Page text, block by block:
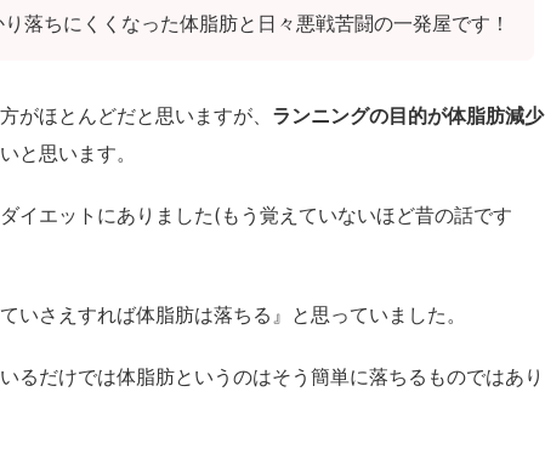
落ちにくくなった体脂肪と日々悪戦苦闘の一発屋です！
がほとんどだと思いますが、 ランニングの目的が体脂肪減少
と思います。
イエットにありました(もう覚えていないほど昔の話です
いさえすれば体脂肪は落ちる』と思っていました。
るだけでは体脂肪というのはそう簡単に落ちるものではあり